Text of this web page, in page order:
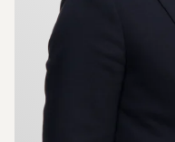
extra
På övre plan väntar
hemmet med tre
ett renoverat